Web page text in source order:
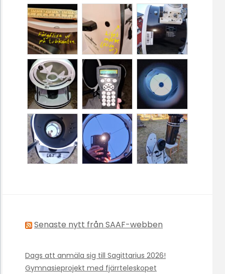
Senaste nytt från SAAF-webben
Dags att anmäla sig till Sagittarius 2026!
Gymnasieprojekt med fjärrteleskopet